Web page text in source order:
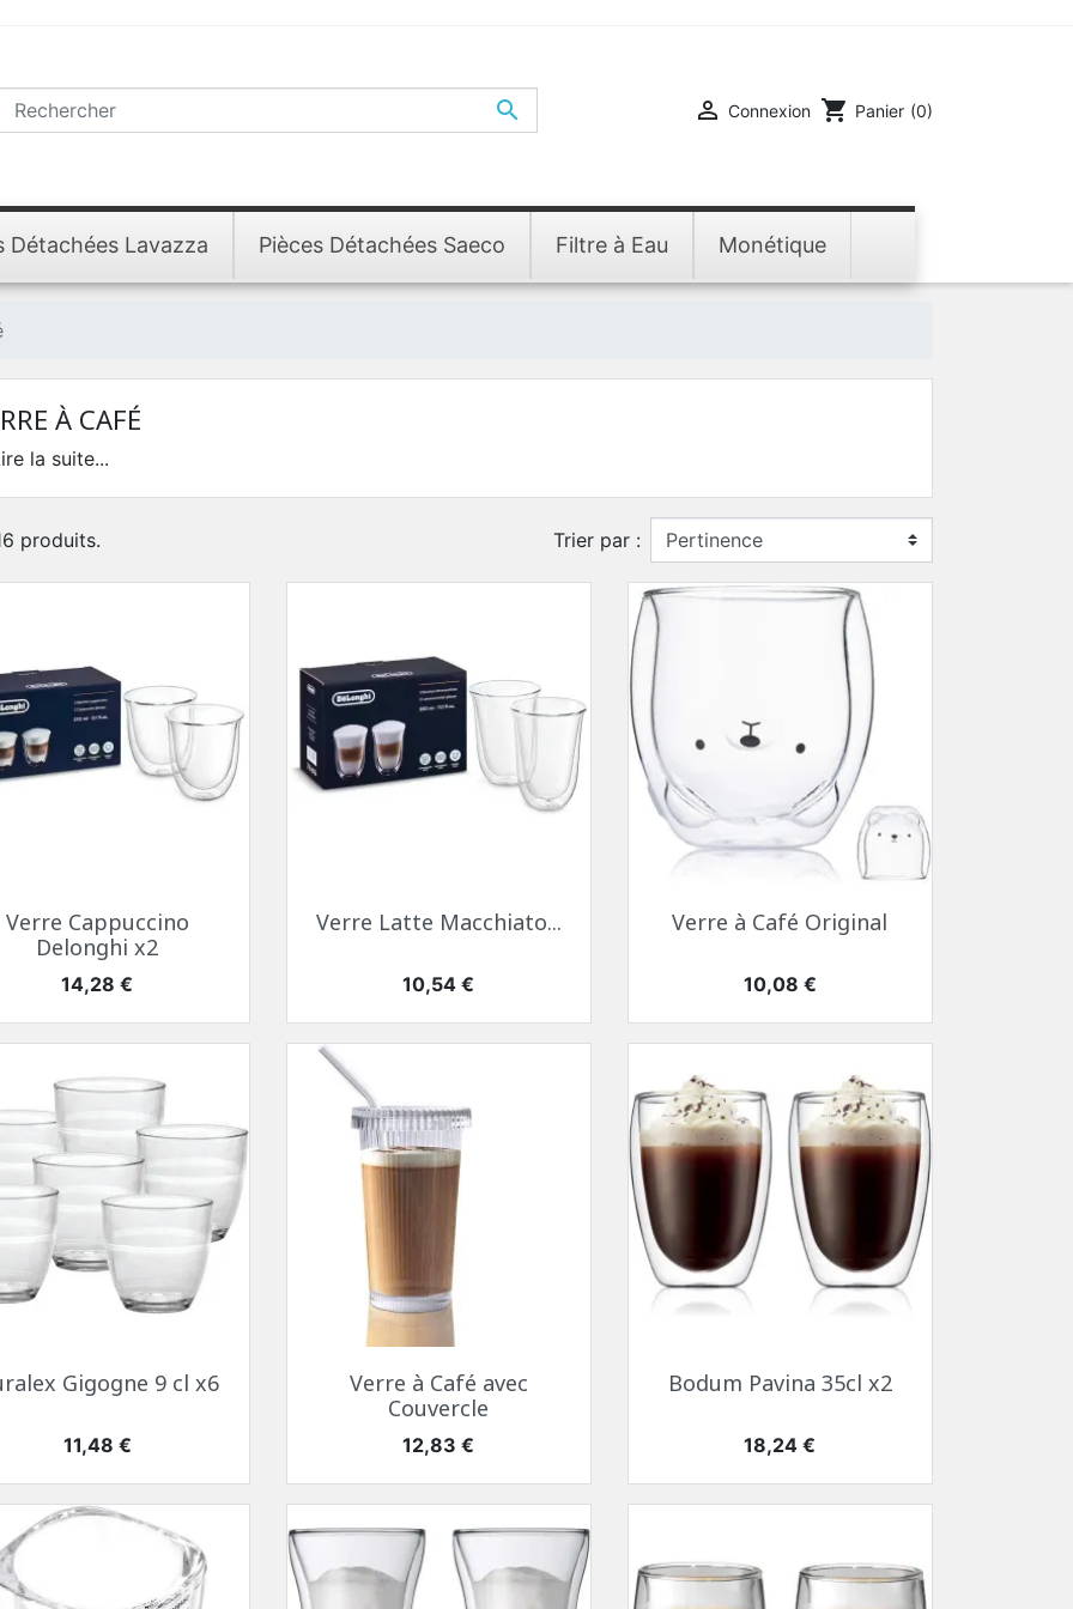
  Connexion shopping_cart Panier (0)
Détachées Lavazza Pièces Détachées Saeco Filtre à Eau Monétique
À CAFÉ
la suite...
produits. Trier par :
Aperçu rapide
Verre Cappuccino
Delonghi x2
Prix
14,28 €
Aperçu rapide
Verre Latte Macchiato...
Prix
10,54 €
Aperçu rapide
Verre à Café Original
Prix
10,08 €
 Aperçu rapide
Gigogne 9 cl x6
Prix
11,48 €
Aperçu rapide
Verre à Café avec
Couvercle
Prix
12,83 €
Aperçu rapide
Bodum Pavina 35cl x2
Prix
18,24 €